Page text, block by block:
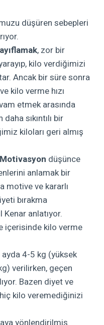
düşüren sebepleri
, zor bir
kilo verdiğimizi
Ancak bir süre sonra
kilo verme hızı
etmek arasında
sıkıntılı bir
kiloları geri almış
Motivasyon düşünce
anlamak bir
motive ve kararlı
bırakma
anlatıyor.
içerisinde kilo verme
ayda 4-5 kg (yüksek
verilirken, geçen
Bazen diyet ve
kilo veremediğinizi